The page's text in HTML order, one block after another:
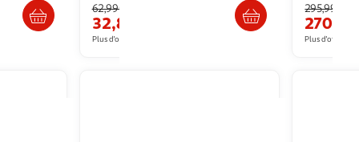
62,99€
32,88€
Plus d'offres à partir de
295,99€
270,14€
Plus d'offres à